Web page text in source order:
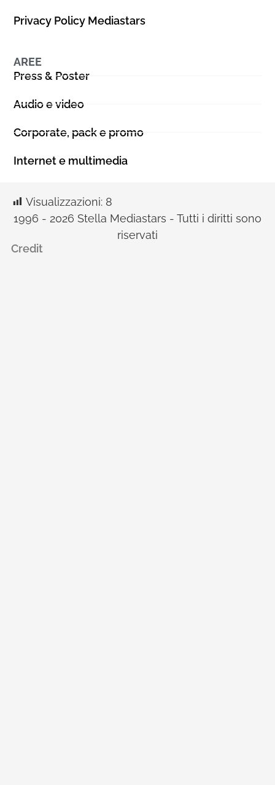
Privacy Policy Mediastars
AREE
Press & Poster
Audio e video
Corporate, pack e promo
Internet e multimedia
Visualizzazioni: 8
1996 - 2026 Stella Mediastars - Tutti i diritti sono
riservati
Credit